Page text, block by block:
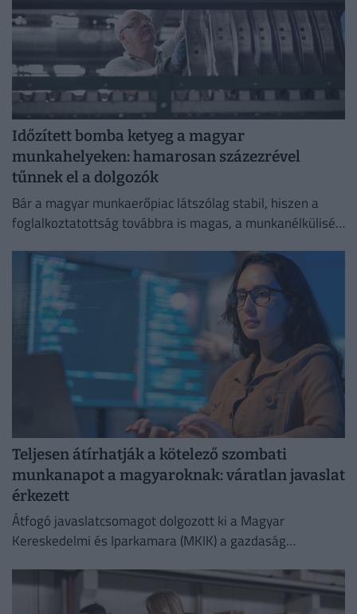
Időzített bomba ketyeg a magyar
munkahelyeken: hamarosan százezrével
tűnnek el a dolgozók
Bár a magyar munkaerőpiac látszólag stabil, hiszen a
foglalkoztatottság továbbra is magas, a munkanélküliség
Teljesen átírhatják a kötelező szombati
munkanapot a magyaroknak: váratlan javaslat
érkezett
Átfogó javaslatcsomagot dolgozott ki a Magyar
Kereskedelmi és Iparkamara (MKIK) a gazdaság
kezelése érdekében.